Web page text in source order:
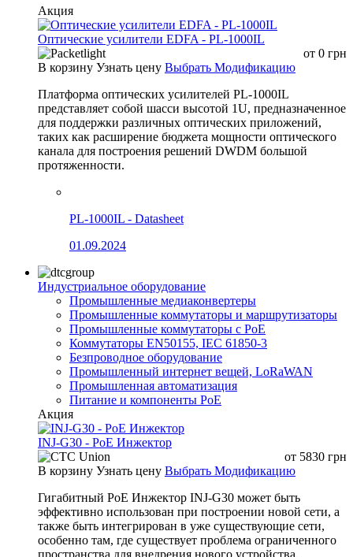
Акция
Оптические усилители EDFA - PL-1000IL
от 0 грн
В корзину Узнать цену Выбрать Модификацию
Платформа оптических усилителей PL-1000IL
представляет собой шасси высотой 1U, предназначенное
для поддержки различных оптических приложений,
таких как расширение бюджета мощности оптического
канала для построения решений DWDM большой
протяженности.
PL-1000IL - Datasheet
01.09.2024
Индустриальное оборудование
Промышленные медиаконвертеры
Промышленные коммутаторы и маршрутизаторы
Промышленные коммутаторы с PoE
Коммутаторы EN50155, IEC 61850-3
Безпроводное оборудование
Промышленный интернет вещей, LoRaWAN
Промышленная автоматизация
Питание и компоненты PoE
Акция
INJ-G30 - PoE Инжектор
от 5830 грн
В корзину Узнать цену Выбрать Модификацию
Гигабитный PoE Инжектор INJ-G30 может быть
эффективно использован при построении новой сети, а
также быть интегрирован в уже существующие сети,
особенно там, где существует проблема ограниченного
пространства для внедрения нового устройства.